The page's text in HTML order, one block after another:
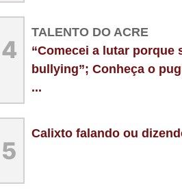
4
TALENTO DO ACRE
“Comecei a lutar porque
bullying”; Conheça o
...
5
Calixto falando ou